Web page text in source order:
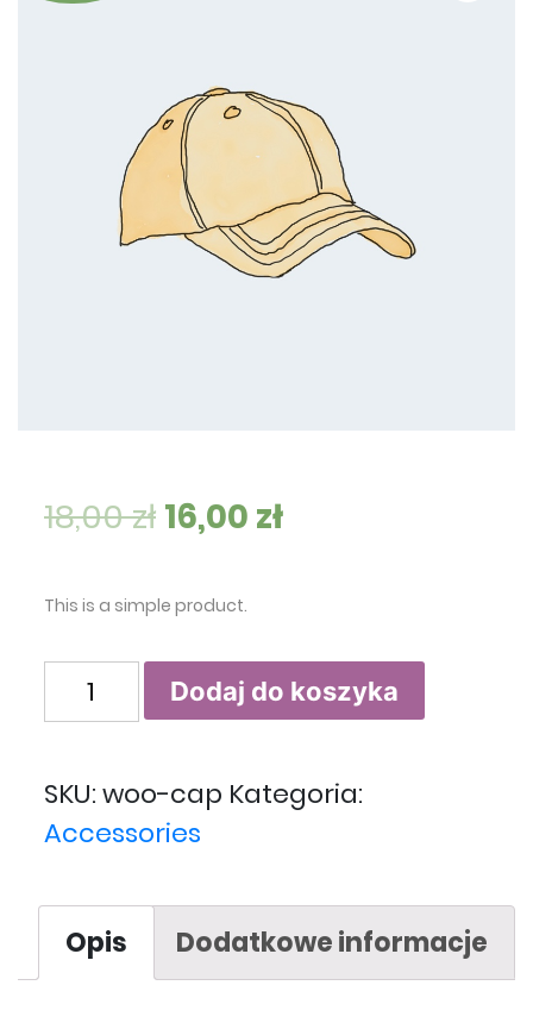
18,00zł 16,00 zł
This is a simple product.
ilość Cap Dodaj do koszyka
SKU:woo-cap Kategoria:
Accessories
Opis Dodatkowe informacje